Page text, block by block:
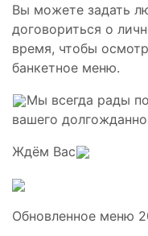
Вы можете задать
договориться о
время, чтобы
банкетное меню.
Мы всегда рады
вашего
Ждём Вас
Обновленное меню